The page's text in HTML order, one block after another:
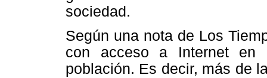
sociedad.
Según una nota de Los
con acceso a Internet en
población. Es decir, más de